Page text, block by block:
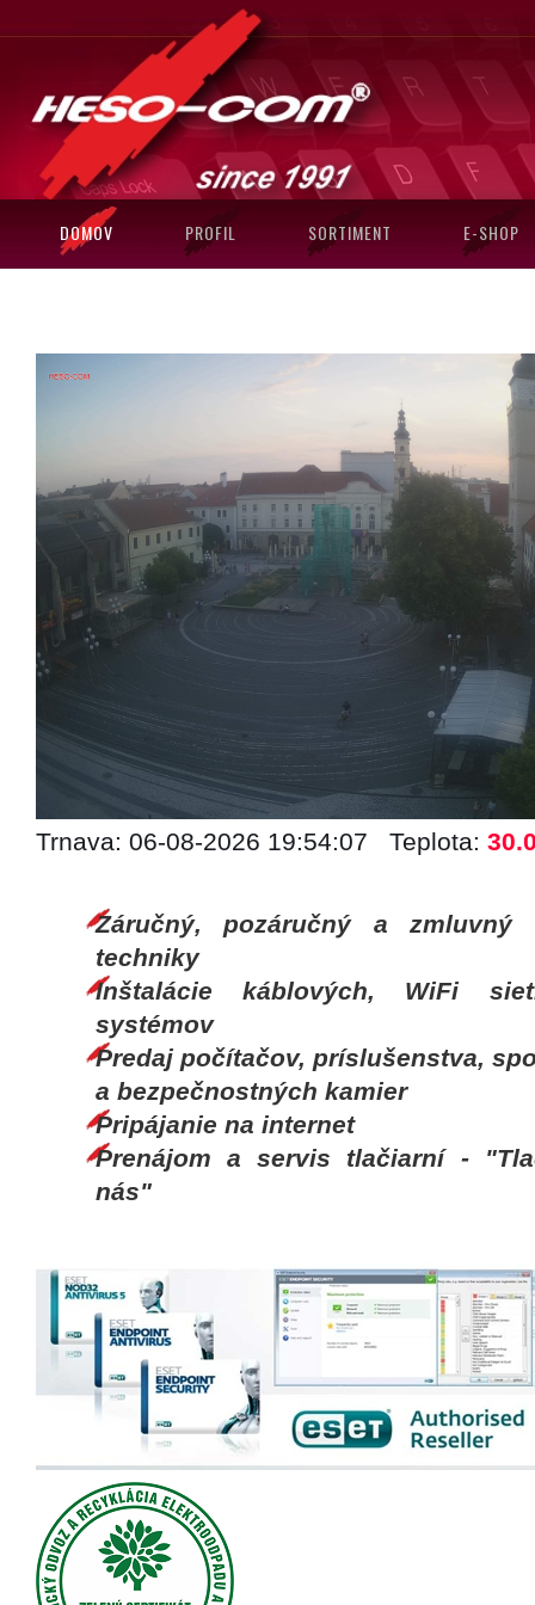
DOMOV PROFIL SORTIMENT E-SHOP
Trnava: 06-08-2026 19:54:07 Teplota:
Záručný, pozáručný a zmluvný
techniky
Inštalácie káblových, WiFi
systémov
Predaj počítačov, príslušenstva,
a bezpečnostných kamier
Pripájanie na internet
Prenájom a servis tlačiarní -
nás"